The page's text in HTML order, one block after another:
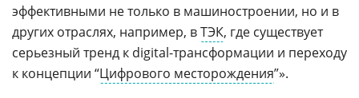
эффективными не только в машиностроении, но и в
других отраслях, например, вТЭК, где существует
серьезный тренд к digital-трансформации и переходу
к концепции “Цифрового месторождения”».